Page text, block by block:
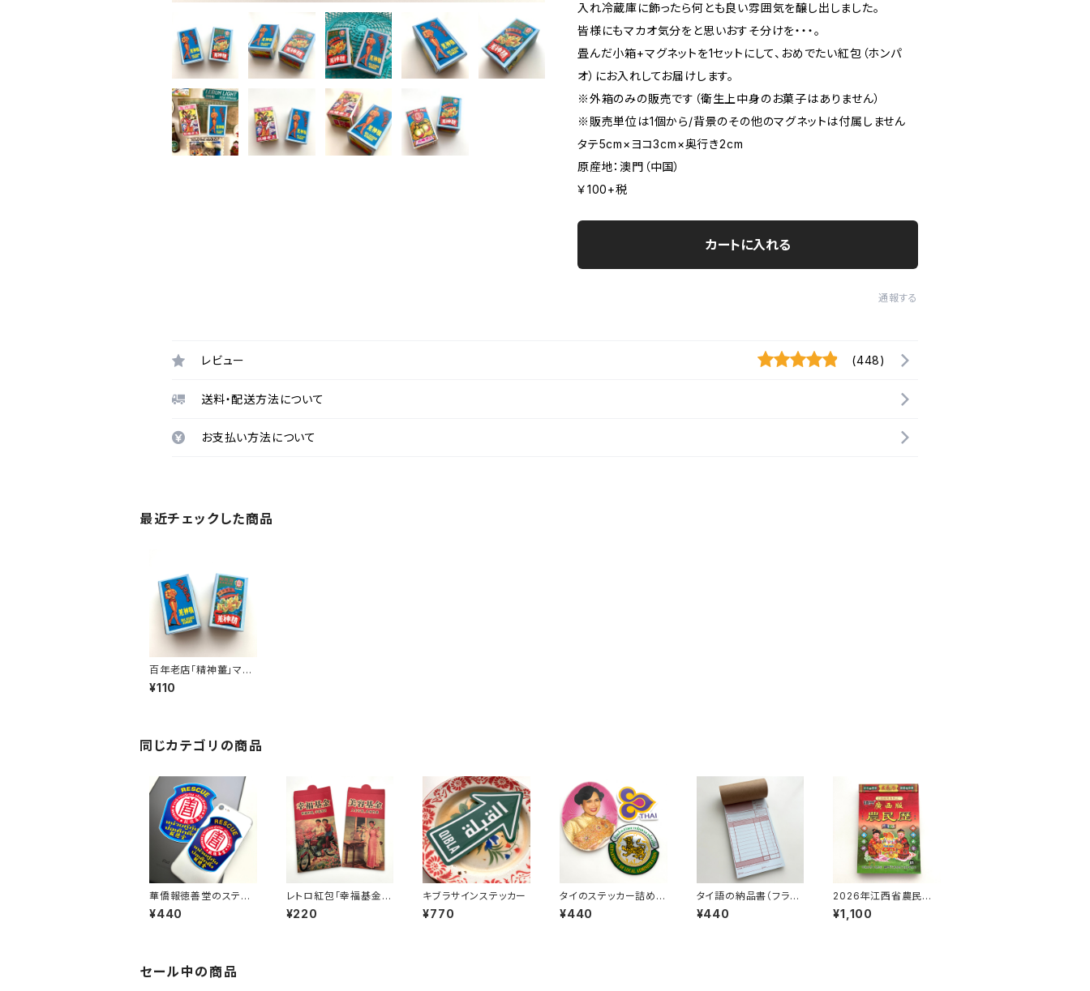
入れ冷蔵庫に飾ったら何とも良い雰囲気を醸し出しました。
皆様にもマカオ気分をと思いおすそ分けを・・・。
畳んだ小箱+マグネットを1セットにして、おめでたい紅包（ホンパ
オ）にお入れしてお届けします。
※外箱のみの販売です（衛生上中身のお菓子はありません）
※販売単位は1個から/背景のその他のマグネットは付属しません
タテ5cm×ヨコ3cm×奥行き2cm
原産地：澳門（中国）
￥100+税
カートに入れる
通報する
レビュー (448)
送料・配送方法について
お支払い方法について
最近チェックした商品
百年老店「精神薑」マグ
ネット
¥110
同じカテゴリの商品
華僑報徳善堂のステッ
カー（大小2枚セット）
¥440
レトロ紅包「幸福基金」
「美容基金」セット
¥220
キブラサインステッカー
¥770
タイのステッカー詰め合
わせ②
¥440
タイ語の納品書（フラミ
ンゴNo.3）
¥440
2026年江西省農民暦
カレンダー
¥1,100
セール中の商品